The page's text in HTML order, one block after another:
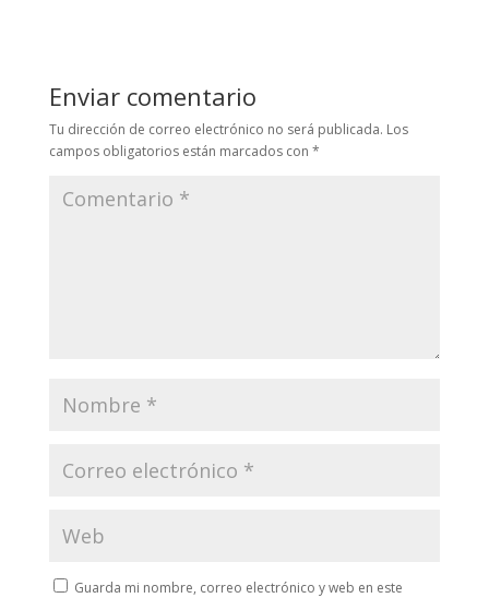
Enviar comentario
Tu dirección de correo electrónico no será publicada. Los
campos obligatorios están marcados con *
Guarda mi nombre, correo electrónico y web en este